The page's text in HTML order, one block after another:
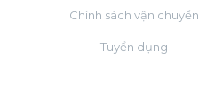
Chính sách vận chuyển
Tuyển dụng